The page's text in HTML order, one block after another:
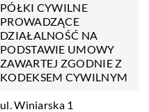
PÓŁKI CYWILNE
PROWADZĄCE
DZIAŁALNOŚĆ NA
PODSTAWIE UMOWY
ZAWARTEJ ZGODNIE Z
KODEKSEM CYWILNYM
ul. Winiarska 1